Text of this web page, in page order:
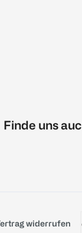
Finde uns
widerrufen